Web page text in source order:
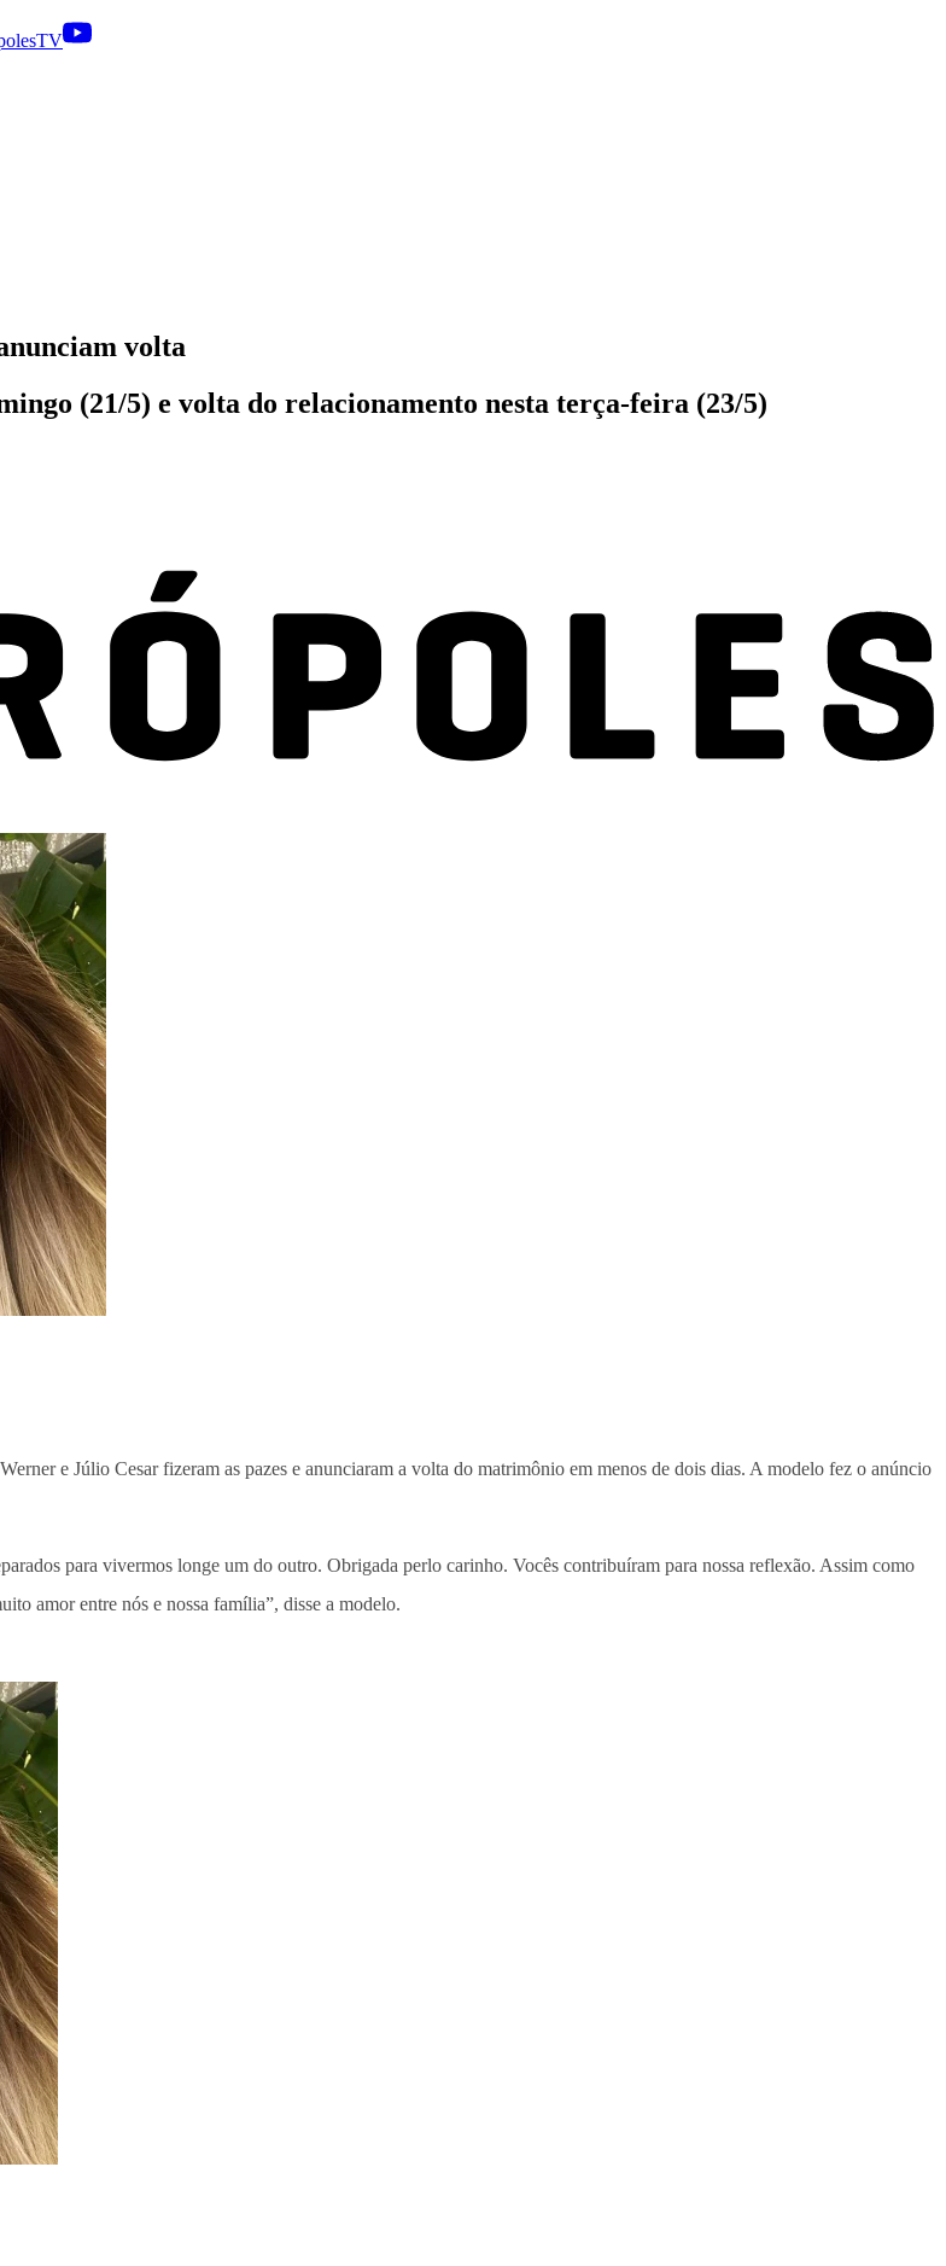
volta
(21/5) e volta do relacionamento nesta terça-feira (23/5)
e Júlio Cesar fizeram as pazes e anunciaram a volta do matrimônio em menos de dois dias. A modelo fez o anúncio
para vivermos longe um do outro. Obrigada perlo carinho. Vocês contribuíram para nossa reflexão. Assim como
amor entre nós e nossa família”, disse a modelo.